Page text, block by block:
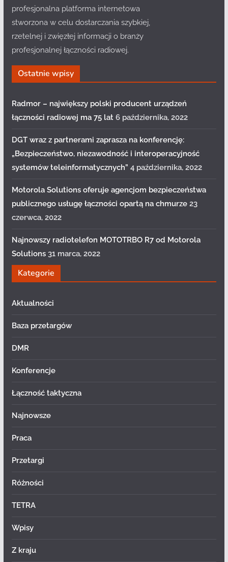
profesjonalna platforma internetowa
stworzona w celu dostarczania szybkiej,
rzetelnej i zwięzłej informacji o branży
profesjonalnej łączności radiowej.
Ostatnie wpisy
Radmor – największy polski producent urządzeń
łączności radiowej ma 75 lat 6 października, 2022
DGT wraz z partnerami zaprasza na konferencję:
„Bezpieczeństwo, niezawodność i interoperacyjność
systemów teleinformatycznych” 4 października, 2022
Motorola Solutions oferuje agencjom bezpieczeństwa
publicznego usługę łączności opartą na chmurze 23
czerwca, 2022
Najnowszy radiotelefon MOTOTRBO R7 od Motorola
Solutions 31 marca, 2022
Kategorie
Aktualności
Baza przetargów
DMR
Konferencje
Łączność taktyczna
Najnowsze
Praca
Przetargi
Różności
TETRA
Wpisy
Z kraju